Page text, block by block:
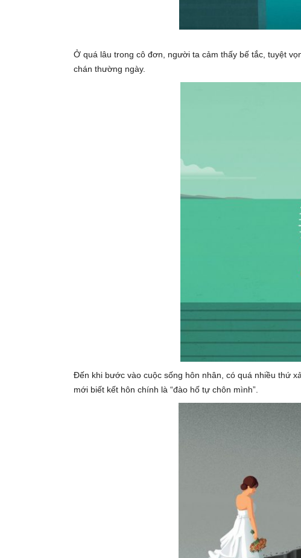
Ở quá lâu trong cô đơn, người ta cảm thấy bế tắc, tuyệt
chán thường ngày.
Đến khi bước vào cuộc sống hôn nhân, có quá nhiều thứ
mới biết kết hôn chính là “đào hố tự chôn mình”.